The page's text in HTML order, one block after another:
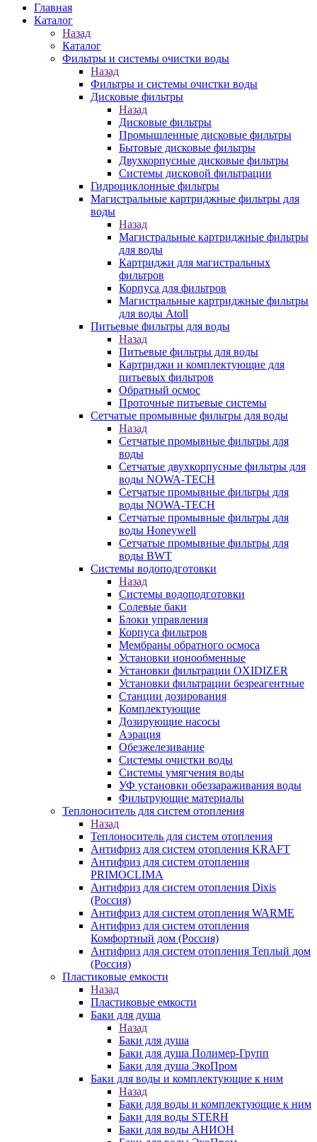
Главная
Каталог
Назад
Каталог
Фильтры и системы очистки воды
Назад
Фильтры и системы очистки воды
Дисковые фильтры
Назад
Дисковые фильтры
Промышленные дисковые фильтры
Бытовые дисковые фильтры
Двухкорпусные дисковые фильтры
Системы дисковой фильтрации
Гидроциклонные фильтры
Магистральные картриджные фильтры для
воды
Назад
Магистральные картриджные фильтры
для воды
Картриджи для магистральных
фильтров
Корпуса для фильтров
Магистральные картриджные фильтры
для воды Atoll
Питьевые фильтры для воды
Назад
Питьевые фильтры для воды
Картриджи и комплектующие для
питьевых фильтров
Обратный осмос
Проточные питьевые системы
Сетчатые промывные фильтры для воды
Назад
Сетчатые промывные фильтры для
воды
Сетчатые двухкорпусные фильтры для
воды NOWA-TECH
Сетчатые промывные фильтры для
воды NOWA-TECH
Сетчатые промывные фильтры для
воды Honeywell
Сетчатые промывные фильтры для
воды BWT
Системы водоподготовки
Назад
Системы водоподготовки
Солевые баки
Блоки управления
Корпуса фильтров
Мембраны обратного осмоса
Установки ионообменные
Установки фильтрации OXIDIZER
Установки фильтрации безреагентные
Станции дозирования
Комплектующие
Дозирующие насосы
Аэрация
Обезжелезивание
Системы очистки воды
Системы умягчения воды
УФ установки обеззараживания воды
Фильтрующие материалы
Теплоноситель для систем отопления
Назад
Теплоноситель для систем отопления
Антифриз для систем отопления KRAFT
Антифриз для систем отопления
PRIMOCLIMA
Антифриз для систем отопления Dixis
(Россия)
Антифриз для систем отопления WARME
Антифриз для систем отопления
Комфортный дом (Россия)
Антифриз для систем отопления Теплый дом
(Россия)
Пластиковые емкости
Назад
Пластиковые емкости
Баки для душа
Назад
Баки для душа
Баки для душа Полимер-Групп
Баки для душа ЭкоПром
Баки для воды и комплектующие к ним
Назад
Баки для воды и комплектующие к ним
Баки для воды STERH
Баки для воды АНИОН